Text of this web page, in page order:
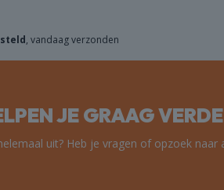
optie
worden
de
, vandaag verzonden
JE GRAAG
uit? Heb je vragen of opzoek naar